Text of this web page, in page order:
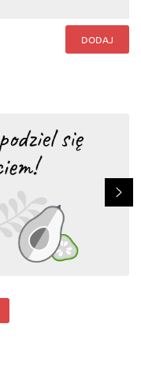
DODAJ